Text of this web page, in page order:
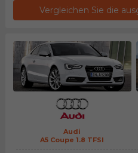
Vergleichen Sie die
Audi
A5 Coupe 1.8 TFSI